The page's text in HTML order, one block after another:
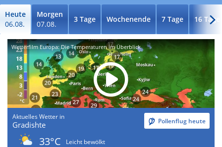
Heute
06.08.
Morgen
07.08.
3 Tage Wochenende 7 Tage 16 Tage
Wetterfilm Europa: Die Temperaturen im Überblick
Aktuelles Wetter in
Gradishte Pollenflug heute
33°C
Leicht bewölkt